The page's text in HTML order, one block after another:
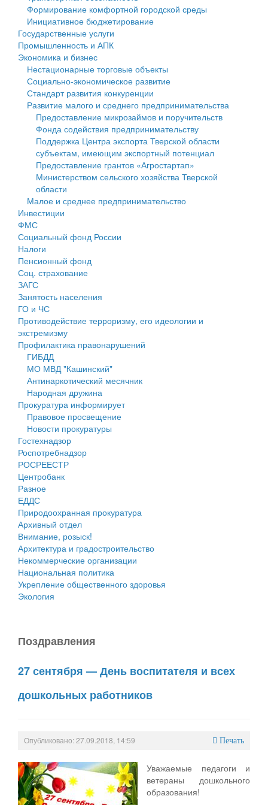
Государственные услуги
Промышленность и АПК
Экономика и бизнес
Символика
Устав
Гостям округа
Туризм
Культура
Образование
Здравоохранение
Социальная защита
Фотоальбом
муниципального округа Тверской области
Администрация Кашинского муниципального округа
Тверской области
Управление сельскими территориями
Открытые данные
Работа с обращениями граждан
Муниципальный контроль
Муниципальные услуги
Проекты административных регламентов
Антимонопольный комплаенс
Противодействие коррупции
Финансовое управление
Бюджет для граждан
Имущество
Выявление правообладателей ранее учтенных
объектов недвижимости
Имущественная поддержка субъектов малого и
среднего предпринимательства
Информационная поддержка субъектов малого и
среднего предпринимательства
Муниципальные программы
Контрольно-счетная палата
Персональные данные
Оценка регулирующего воздействия
Деятельность МУ
Нормативы градостроительного проектирования
Правила землепользования и застройки
Генеральные планы
Проекты планировки территории
Собрание депутатов
Городское поселение
Сельские поселения
Формирование комфортной городской среды
Инициативное бюджетирование
Государственные услуги
Промышленность и АПК
Экономика и бизнес
Нестационарные торговые объекты
Социально-экономическое развитие
Стандарт развития конкуренции
Развитие малого и среднего предпринимательства
Предоставление микрозаймов и поручительств
Фонда содействия предпринимательству
Поддержка Центра экспорта Тверской области
субъектам, имеющим экспортный потенциал
Предоставление грантов «Агростартап»
Министерством сельского хозяйства Тверской
области
Малое и среднее предпринимательство
Инвестиции
ФМС
Социальный фонд России
Налоги
Пенсионный фонд
Соц. страхование
ЗАГС
Занятость населения
ГО и ЧС
Противодействие терроризму, его идеологии и
экстремизму
Профилактика правонарушений
ГИБДД
МО МВД "Кашинский"
Антинаркотический месячник
Народная дружина
Прокуратура информирует
Правовое просвещение
Новости прокуратуры
Гостехнадзор
Роспотребнадзор
РОСРЕЕСТР
Центробанк
Разное
ЕДДС
Природоохранная прокуратура
Архивный отдел
Внимание, розыск!
Архитектура и градостроительство
Некоммерческие организации
Национальная политика
Укрепление общественного здоровья
Экология
Поздравления
27 сентября — День воспитателя и всех
дошкольных работников
Опубликовано: 27.09.2018, 14:59 Печать
Уважаемые педагоги и
ветераны дошкольного
образования!